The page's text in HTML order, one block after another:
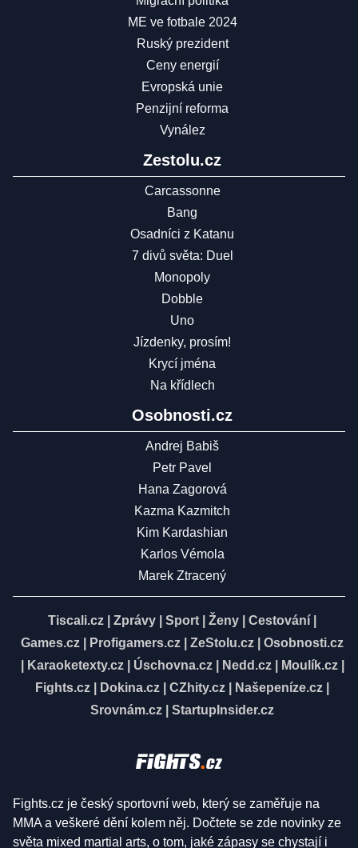
ME ve fotbale 2024
Ruský prezident
Ceny energií
Evropská unie
Penzijní reforma
Vynález
Zestolu.cz
Carcassonne
Bang
Osadníci z Katanu
7 divů světa: Duel
Monopoly
Dobble
Uno
Jízdenky, prosím!
Krycí jména
Na křídlech
Osobnosti.cz
Andrej Babiš
Petr Pavel
Hana Zagorová
Kazma Kazmitch
Kim Kardashian
Karlos Vémola
Marek Ztracený
Tiscali.cz Zprávy Sport Ženy Cestování
Games.cz
Profigamers.cz ZeStolu.cz
Osobnosti.cz
Karaoketexty.cz| Úschovna.cz| Nedd.cz| Moulík.cz|
Fights.cz
Dokina.cz CZhity.cz Našepeníze.cz
Srovnám.cz
StartupInsider.cz
Fights.cz je český sportovní web, který se zaměřuje na
MMA a veškeré dění kolem něj. Dočtete se zde novinky ze
světa mixed martial arts, o tom, jaké zápasy se chystají i